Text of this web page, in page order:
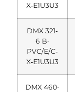
X‐E1U3U3
DMX 321‐
6 B‐
PVC/E/C‐
X‐E1U3U3
DMX 460‐